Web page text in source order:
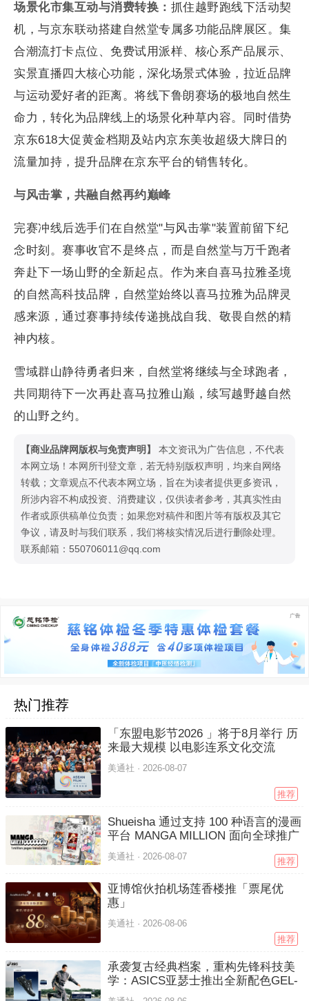
场景化市集互动与消费转换： 抓住越野跑线下活动契
机，与京东联动搭建自然堂专属多功能品牌展区。集
合潮流打卡点位、免费试用派样、核心系产品展示、
实景直播四大核心功能，深化场景式体验，拉近品牌
与运动爱好者的距离。将线下鲁朗赛场的极地自然生
命力，转化为品牌线上的场景化种草内容。同时借势
京东618大促黄金档期及站内京东美妆超级大牌日的
流量加持，提升品牌在京东平台的销售转化。
与风击掌，共融自然再约巅峰
完赛冲线后选手们在自然堂"与风击掌"装置前留下纪
念时刻。赛事收官不是终点，而是自然堂与万千跑者
奔赴下一场山野的全新起点。作为来自喜马拉雅圣境
的自然高科技品牌，自然堂始终以喜马拉雅为品牌灵
感来源，通过赛事持续传递挑战自我、敬畏自然的精
神内核。
雪域群山静待勇者归来，自然堂将继续与全球跑者，
共同期待下一次再赴喜马拉雅山巅，续写越野越自然
的山野之约。
【商业品牌网版权与免责声明】
本文资讯为广告信息，不代表
本网立场！本网所刊登文章，若无特别版权声明，均来自网络
转载；文章观点不代表本网立场，旨在为读者提供更多资讯，
所涉内容不构成投资、消费建议，仅供读者参考，其真实性由
作者或原供稿单位负责；如果您对稿件和图片等有版权及其它
争议，请及时与我们联系，我们将核实情况后进行删除处理。
联系邮箱：550706011@qq.com
热门推荐
「东盟电影节2026 」将于8月举行 历
来最大规模 以电影连系文化交流
美通社 ·2026-08-07
推荐
Shueisha 通过支持 100 种语言的漫画
平台 MANGA MILLION 面向全球推广
美通社 ·2026-08-07 推荐
亚博馆伙拍机场莲香楼推「票尾优
惠」
美通社 ·2026-08-06
推荐
承袭复古经典档案，重构先锋科技美
学：ASICS亚瑟士推出全新配色GEL-
NYC 2.0